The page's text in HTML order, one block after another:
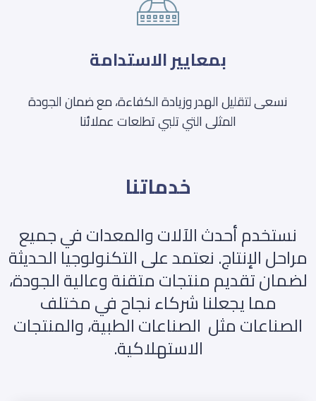
بمعايير الاستدامة
نسعى لتقليل الهدر وزيادة الكفاءة، مع ضمان الجودة
المثلى التي تلبي تطلعات عملائنا
خدماتنا
نستخدم أحدث الآلات والمعدات في جميع
مراحل الإنتاج. نعتمد على التكنولوجيا الحديثة
لضمان تقديم منتجات متقنة وعالية الجودة،
مما يجعلنا شركاء نجاح في مختلف
الصناعات مثل الصناعات الطبية، والمنتجات
الاستهلاكية.